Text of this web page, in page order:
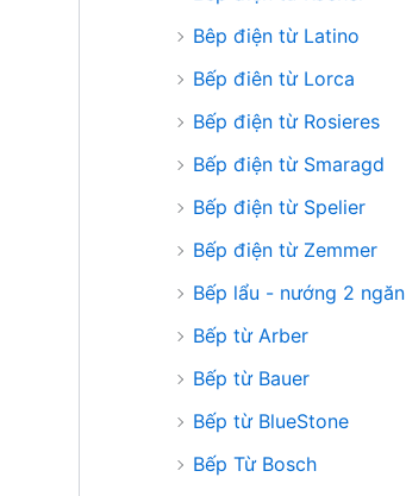
Bêp điện từ Latino
Bếp điên từ Lorca
Bếp điện từ Rosieres
Bếp điện từ Smaragd
Bếp điện từ Spelier
Bếp điện từ Zemmer
Bếp lẩu - nướng 2 ngăn
Bếp từ Arber
Bếp từ Bauer
Bếp từ BlueStone
Bếp Từ Bosch